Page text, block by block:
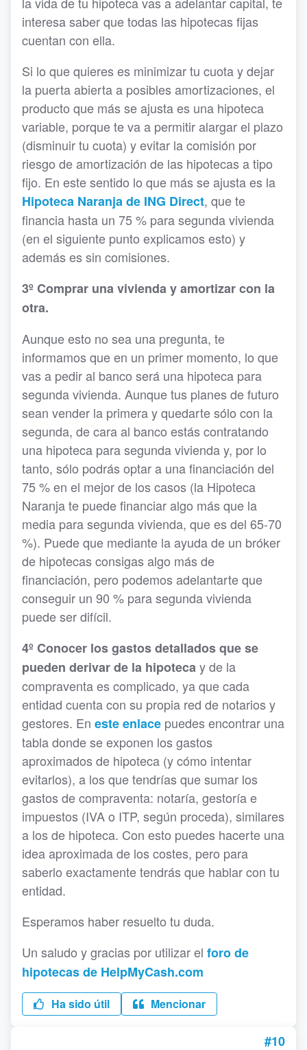
interesa saber que todas las hipotecas fijas
cuentan con ella.
Si lo que quieres es minimizar tu cuota y dejar
la puerta abierta a posibles amortizaciones, el
producto que más se ajusta es una hipoteca
variable, porque te va a permitir alargar el plazo
(disminuir tu cuota) y evitar la comisión por
riesgo de amortización de las hipotecas a tipo
fijo. En este sentido lo que más se ajusta es la
Hipoteca Naranja de ING Direct, que te
financia hasta un 75 % para segunda vivienda
(en el siguiente punto explicamos esto) y
además es sin comisiones.
3º Comprar una vivienda y amortizar con la
otra.
Aunque esto no sea una pregunta, te
informamos que en un primer momento, lo que
vas a pedir al banco será una hipoteca para
segunda vivienda. Aunque tus planes de futuro
sean vender la primera y quedarte sólo con la
segunda, de cara al banco estás contratando
una hipoteca para segunda vivienda y, por lo
tanto, sólo podrás optar a una financiación del
75 % en el mejor de los casos (la Hipoteca
Naranja te puede financiar algo más que la
media para segunda vivienda, que es del 65-70
%). Puede que mediante la ayuda de un bróker
de hipotecas consigas algo más de
financiación, pero podemos adelantarte que
conseguir un 90 % para segunda vivienda
puede ser difícil.
4º Conocer los gastos detallados que se
pueden derivar de la hipotecay de la
compraventa es complicado, ya que cada
entidad cuenta con su propia red de notarios y
gestores. En este enlace puedes encontrar una
tabla donde se exponen los gastos
aproximados de hipoteca (y cómo intentar
evitarlos), a los que tendrías que sumar los
gastos de compraventa: notaría, gestoría e
impuestos (IVA o ITP, según proceda), similares
a los de hipoteca. Con esto puedes hacerte una
idea aproximada de los costes, pero para
saberlo exactamente tendrás que hablar con tu
entidad.
Esperamos haber resuelto tu duda.
Un saludo y gracias por utilizar el foro de
hipotecas de HelpMyCash.com
Ha sido útil Mencionar
#10